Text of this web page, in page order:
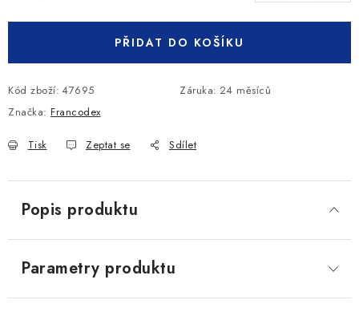
PŘIDAT DO KOŠÍKU
Kód zboží: 47695 Záruka: 24 měsíců
Značka: Francodex
Tisk Zeptat se Sdílet
Popis produktu
Parametry produktu